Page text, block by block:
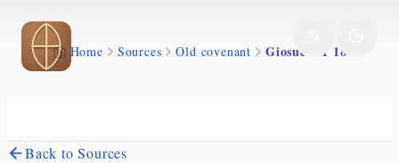
Skip to main content
Home Sources Old covenant Giosue 1 1 18
Back to Sources